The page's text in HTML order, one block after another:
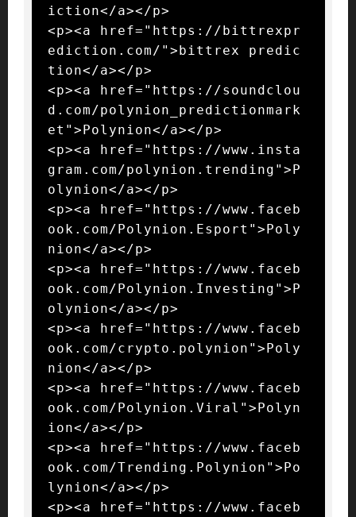
iction</a></p>
<p><a href="https://bittrexpr
ediction.com/">bittrex predic
tion</a></p>
<p><a href="https://soundclou
d.com/polynion_predictionmark
et">Polynion</a></p>
<p><a href="https://www.insta
gram.com/polynion.trending">P
olynion</a></p>
<p><a href="https://www.faceb
ook.com/Polynion.Esport">Poly
nion</a></p>
<p><a href="https://www.faceb
ook.com/Polynion.Investing">P
olynion</a></p>
<p><a href="https://www.faceb
ook.com/crypto.polynion">Poly
nion</a></p>
<p><a href="https://www.faceb
ook.com/Polynion.Viral">Polyn
ion</a></p>
<p><a href="https://www.faceb
ook.com/Trending.Polynion">Po
lynion</a></p>
<p><a href="https://www.faceb